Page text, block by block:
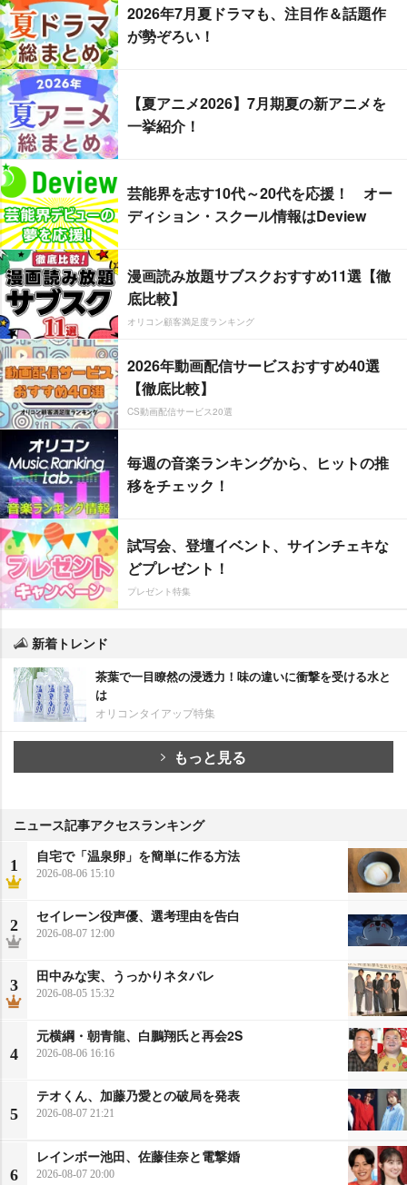
2026年7月夏ドラマも、注目作＆話題作
が勢ぞろい！
【夏アニメ2026】7月期夏の新アニメを
一挙紹介！
芸能界を志す10代～20代を応援！ オー
ディション・スクール情報はDeview
漫画読み放題サブスクおすすめ11選【徹
底比較】
オリコン顧客満足度ランキング
2026年動画配信サービスおすすめ40選
【徹底比較】
CS動画配信サービス20選
毎週の音楽ランキングから、ヒットの推
移をチェック！
試写会、登壇イベント、サインチェキな
どプレゼント！
プレゼント特集
新着トレンド
茶葉で一目瞭然の浸透力！味の違いに衝撃を受ける水と
は
オリコンタイアップ特集
もっと見る
ニュース記事アクセスランキング
1
自宅で「温泉卵」を簡単に作る方法
2026-08-06 15:10
2
セイレーン役声優、選考理由を告白
2026-08-07 12:00
3
田中みな実、うっかりネタバレ
2026-08-05 15:32
4
元横綱・朝青龍、白鵬翔氏と再会2S
2026-08-06 16:16
5
テオくん、加藤乃愛との破局を発表
2026-08-07 21:21
6
レインボー池田、佐藤佳奈と電撃婚
2026-08-07 20:00